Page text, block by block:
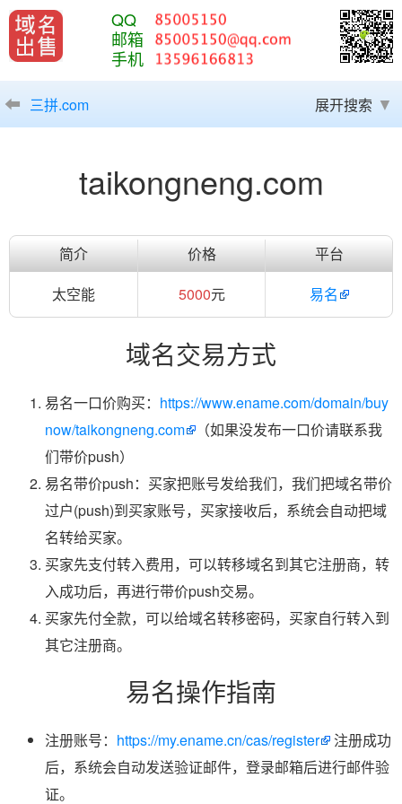
QQ
邮箱
手机
三拼.com 展开搜索
taikongneng.com
简介 价格
平台
太空能
5000元 易名
域名交易方式
易名一口价购买： https://www.ename.com/domain/buy
now/taikongneng.com
（如果没发布一口价请联系我
们带价push）
易名带价push：买家把账号发给我们，我们把域名带价
过户(push)到买家账号，买家接收后，系统会自动把域
名转给买家。
买家先支付转入费用，可以转移域名到其它注册商，转
入成功后，再进行带价push交易。
买家先付全款，可以给域名转移密码，买家自行转入到
其它注册商。
易名操作指南
注册账号： https://my.ename.cn/cas/register
注册成功
后，系统会自动发送验证邮件，登录邮箱后进行邮件验
证。